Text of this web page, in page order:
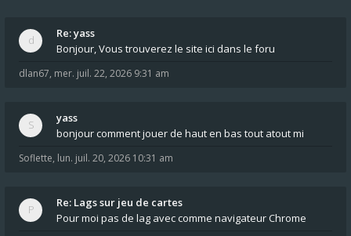
Re: yass
Bonjour, Vous trouverez le site ici dans le foru
dlan67, mer. juil. 22, 2026 9:31 am
yass
bonjour comment jouer de haut en bas tout atout mi
Soflette, lun. juil. 20, 2026 10:31 am
Re: Lags sur jeu de cartes
Pour moi pas de lag avec comme navigateur Chrome